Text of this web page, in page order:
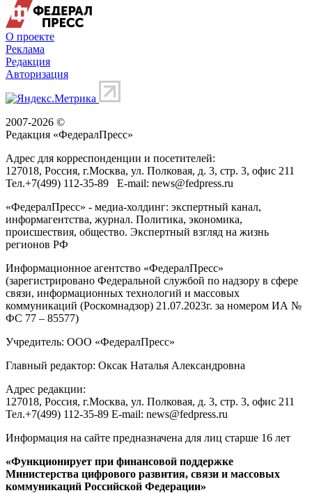
О проекте
Реклама
Редакция
Авторизация
2007-2026 ©
Редакция «ФедералПресс»
Адрес для корреспонденции и посетителей:
127018, Россия, г.Москва, ул. Полковая, д. 3, стр. 3, офис 211
Тел.+7(499) 112-35-89 E-mail: news@fedpress.ru
«ФедералПресс» - медиа-холдинг: экспертный канал,
информагентства, журнал. Политика, экономика,
происшествия, общество. Экспертный взгляд на жизнь
регионов РФ
Информационное агентство «ФедералПресс»
(зарегистрировано Федеральной службой по надзору в сфере
связи, информационных технологий и массовых
коммуникаций (Роскомнадзор) 21.07.2023г. за номером ИА №
ФС 77 – 85577)
Учредитель: ООО «ФедералПресс»
Главный редактор: Оксак Наталья Александровна
Адрес редакции:
127018, Россия, г.Москва, ул. Полковая, д. 3, стр. 3, офис 211
Тел.+7(499) 112-35-89 E-mail: news@fedpress.ru
Информация на сайте предназначена для лиц старше 16 лет
«Функционирует при финансовой поддержке
Министерства цифрового развития, связи и массовых
коммуникаций Российской Федерации»